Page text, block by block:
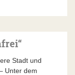
Stadt und
Unter dem